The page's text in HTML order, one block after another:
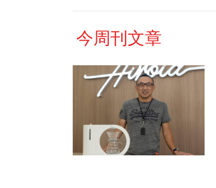
今周刊文章